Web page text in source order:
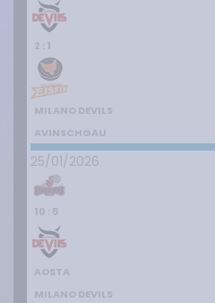
2 : 1
MILANO DEVILS
AVINSCHGAU
25/01/2026
10 : 5
AOSTA
MILANO DEVILS